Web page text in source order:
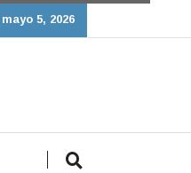
mayo 5, 2026